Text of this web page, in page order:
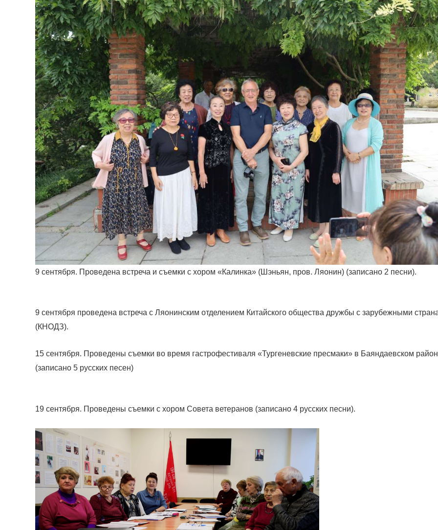
9 сентября. Проведена встреча и съемки с хором «Калинка» (Шэньян, пров. Ляонин) (записано 2 песни).
9 сентября проведена встреча с Ляонинским отделением Китайского общества дружбы с зарубежными
(КНОДЗ).
15 сентября. Проведены съемки во время гастрофестиваля «Тургеневские пресмаки» в Баяндаевском
(записано 5 русских песен)
19 сентября. Проведены съемки с хором Совета ветеранов (записано 4 русских песни).